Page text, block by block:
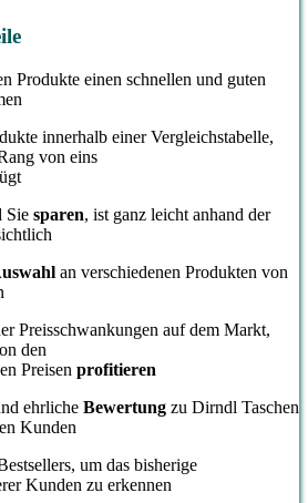
Produkte einen schnellen und guten
innerhalb einer Vergleichstabelle,
von eins
Sie sparen, ist ganz leicht anhand der
an verschiedenen Produkten von
Preisschwankungen auf dem Markt,
den
Preisen profitieren
ehrliche Bewertung zu Dirndl Taschen
Kunden
um das bisherige
Kunden zu erkennen